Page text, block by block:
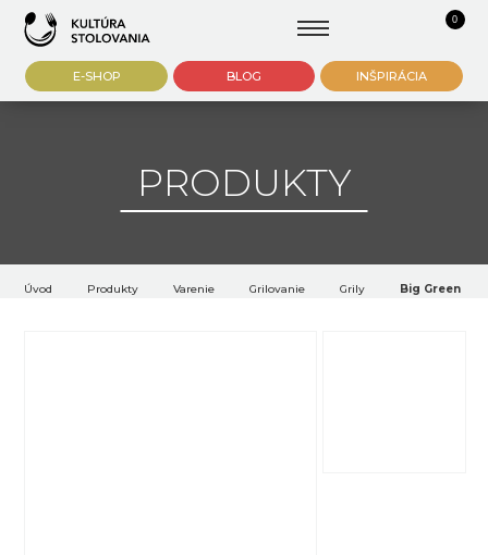
0
E-SHOP BLOG INŠPIRÁCIA
PRODUKTY
Úvod Produkty Varenie Grilovanie Grily Big Green